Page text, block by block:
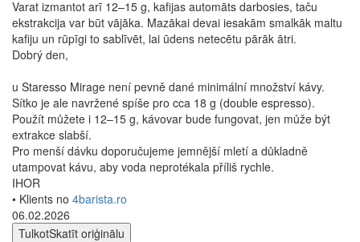
Varat izmantot arī 12–15 g, kafijas automāts darbosies, taču
ekstrakcija var būt vājāka. Mazākai devai iesakām smalkāk maltu
kafiju un rūpīgi to sablīvēt, lai ūdens netecētu pārāk ātri.
Dobrý den,
u Staresso Mirage není pevně dané minimální množství kávy.
Sítko je ale navržené spíše pro cca 18 g (double espresso).
Použít můžete i 12–15 g, kávovar bude fungovat, jen může být
extrakce slabší.
Pro menší dávku doporučujeme jemnější mletí a důkladně
utampovat kávu, aby voda neprotékala příliš rychle.
IHOR
• Klients no 4barista.ro
06.02.2026
TulkotSkatīt oriģinālu